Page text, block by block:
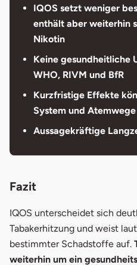
IQOS setzt weniger
enthält aber weiterhin
Nikotin
Keine gesundheitliche
WHO, RIVM und BfR
Kurzfristige Effekte
System und
Aussagekräftige
Fazit
IQOS unterscheidet sich
Tabakerhitzung und weist
bestimmter Schadstoffe auf.
weiterhin um ein